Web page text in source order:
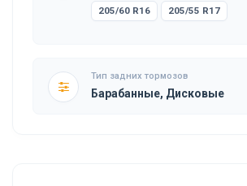
205/60 R16 205/55 R17
Тип задних тормозов
Барабанные, Дисковые